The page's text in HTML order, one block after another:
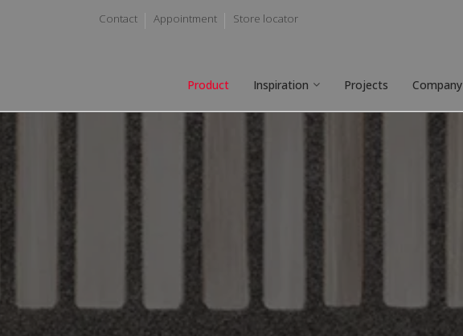
Contact Appointment Store locator
Product Inspiration Projects Company